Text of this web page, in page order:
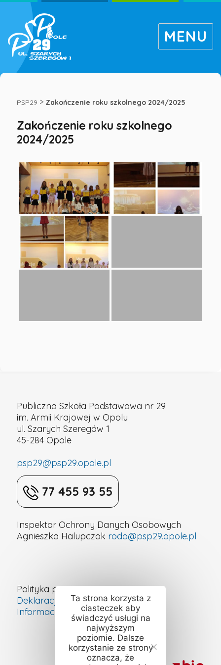
Zakończenie
roku
szkolnego
Publiczna
Szkoła
Podstawowa
29
MENU
PSP29 > Zakończenie roku szkolnego 2024/2025
Zakończenie roku szkolnego
2024/2025
Publiczna Szkoła Podstawowa nr 29
im. Armii Krajowej w Opolu
ul. Szarych Szeregów 1
45-284 Opole
psp29@psp29.opole.pl
77 455 93 55
Inspektor Ochrony Danych Osobowych
Agnieszka Halupczok rodo@psp29.opole.pl
Polityka prywatności
Deklaracja dostępności cyfrowej
Informacje o szkole – ETR
Ta strona korzysta z
ciasteczek aby
świadczyć usługi na
najwyższym
poziomie. Dalsze
korzystanie ze strony
oznacza, że